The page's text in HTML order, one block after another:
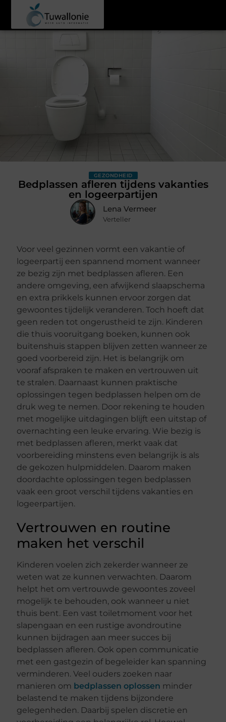
GEZONDHEID
Bedplassen afleren tijdens vakanties
en logeerpartijen
Lena Vermeer
Verteller
Voor veel gezinnen vormt een vakantie of
logeerpartij een spannend moment wanneer
ze bezig zijn met bedplassen afleren. Een
andere omgeving, een afwijkend slaapschema
en extra prikkels kunnen ervoor zorgen dat
gewoontes tijdelijk veranderen. Toch hoeft dat
geen reden tot ongerustheid te zijn. Kinderen
die thuis vooruitgang boeken, kunnen ook
buitenshuis stappen blijven zetten wanneer ze
goed voorbereid zijn. Het is belangrijk om
vooraf afspraken te maken en vertrouwen uit
te stralen. Daarnaast kunnen praktische
oplossingen tegen bedplassen helpen om de
druk weg te nemen. Door rekening te houden
met mogelijke uitdagingen blijft een uitstap of
overnachting een leuke ervaring. Wie bezig is
met bedplassen afleren, merkt vaak dat
voorbereiding minstens even belangrijk is als
de gekozen hulpmiddelen. Daarom maken
doordachte oplossingen tegen bedplassen
vaak een groot verschil tijdens vakanties en
logeerpartijen.
Vertrouwen en routine
maken het verschil
Kinderen voelen zich zekerder wanneer ze
weten wat ze kunnen verwachten. Daarom
helpt het om vertrouwde gewoontes zoveel
mogelijk te behouden, ook wanneer u niet
thuis bent. Een vast toiletmoment voor het
slapengaan en een rustige avondroutine
kunnen bijdragen aan meer succes bij
bedplassen afleren. Ook open communicatie
met een gastgezin of begeleider kan spanning
verminderen. Veel ouders zoeken naar
manieren om bedplassen oplossen minder
belastend te maken tijdens bijzondere
gelegenheden. Daarbij spelen discretie en